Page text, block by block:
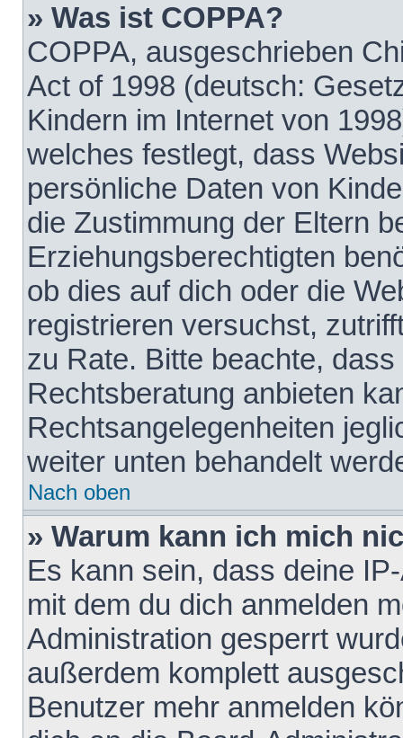
» Was ist COPPA?
COPPA, ausgeschrieben
Act of 1998 (deutsch:
Kindern im Internet von
welches festlegt, dass
persönliche Daten von
die Zustimmung der Eltern
Erziehungsberechtigten
ob dies auf dich oder die
registrieren versuchst,
zu Rate. Bitte beachte,
Rechtsberatung anbieten
Rechtsangelegenheiten
weiter unten behandelt
Nach oben
» Warum kann ich mich
Es kann sein, dass deine
mit dem du dich anmelden
Administration gesperrt
außerdem komplett
Benutzer mehr anmelden